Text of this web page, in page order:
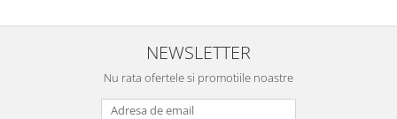
NEWSLETTER
Nu rata ofertele si promotiile noastre